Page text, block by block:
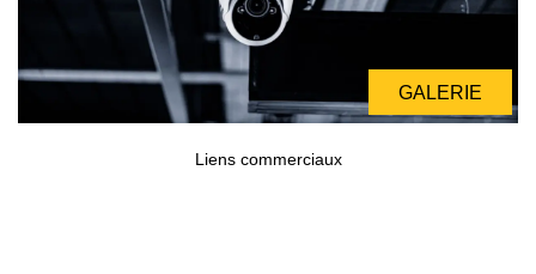
GALERIE
GALERIE
Liens commerciaux